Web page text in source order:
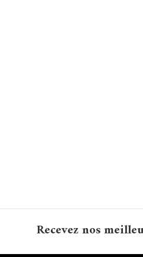
Recevez nos